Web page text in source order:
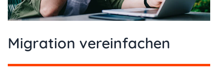
Migration vereinfachen